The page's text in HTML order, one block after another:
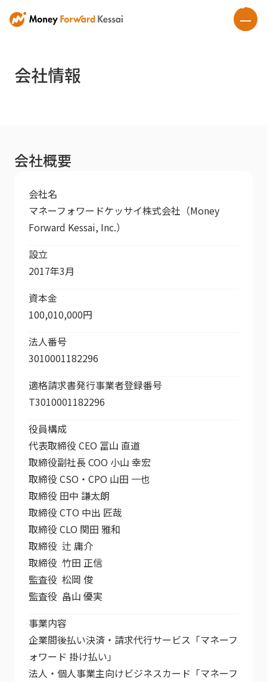
会社情報
会社概要
会社名
マネーフォワードケッサイ株式会社（Money
Forward Kessai, Inc.）
設立
2017年3月
資本金
100,010,000円
法人番号
3010001182296
適格請求書発行事業者登録番号
T3010001182296
役員構成
代表取締役 CEO 冨山 直道
取締役副社長 COO 小山 幸宏
取締役 CSO・CPO 山田 一也
取締役 田中 謙太朗
取締役 CTO 中出 匠哉
取締役 CLO 関田 雅和
取締役 辻 庸介
取締役 竹田 正信
監査役 松岡 俊
監査役 畠山 優実
事業内容
企業間後払い決済・請求代行サービス「マネーフ
ォワード 掛け払い」
法人・個人事業主向けビジネスカード「マネーフ